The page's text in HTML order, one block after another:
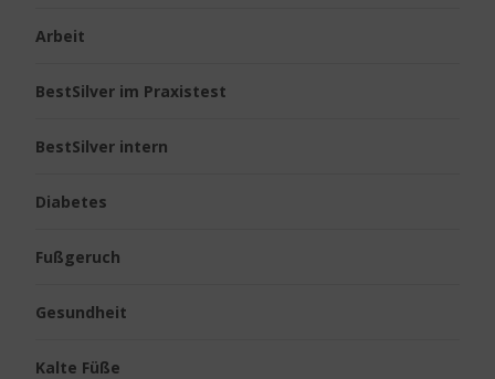
Arbeit
BestSilver im Praxistest
BestSilver intern
Diabetes
Fußgeruch
Gesundheit
Kalte Füße